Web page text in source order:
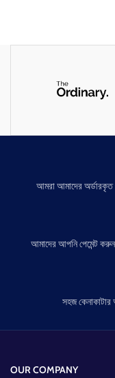
আমরা আমাদের অর্ডারকৃত
আমাদের আপনি পেমেন্ট করুন
সহজ কেনাকাটার
OUR COMPANY